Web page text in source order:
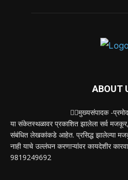
ABOUT
✍🏻मुख्यसंपादक -
या संकेतस्थळावर प्रकाशित झालेला सर्व
संबंधित लेखकांकडे आहेत. प्रसिद्ध झालेल्या
नाही याचे उल्लंघन करणाऱ्यांवर कायदेशीर
9819249692